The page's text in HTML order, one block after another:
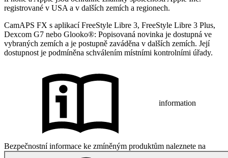
registrované v USA a v dalších zemích a regionech.
CamAPS FX s aplikací FreeStyle Libre 3, FreeStyle Libre 3 Plus,
Dexcom G7 nebo Glooko®: Popisovaná novinka je dostupná ve
vybraných zemích a je postupně zaváděna v dalších zemích. Její
dostupnost je podmíněna schválením místními kontrolními úřady.
information
Bezpečnostní informace ke zmíněným produktům naleznete na